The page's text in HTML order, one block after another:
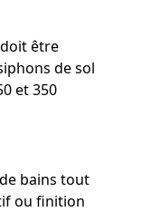
être
de sol
et 350
bains tout
ou finition